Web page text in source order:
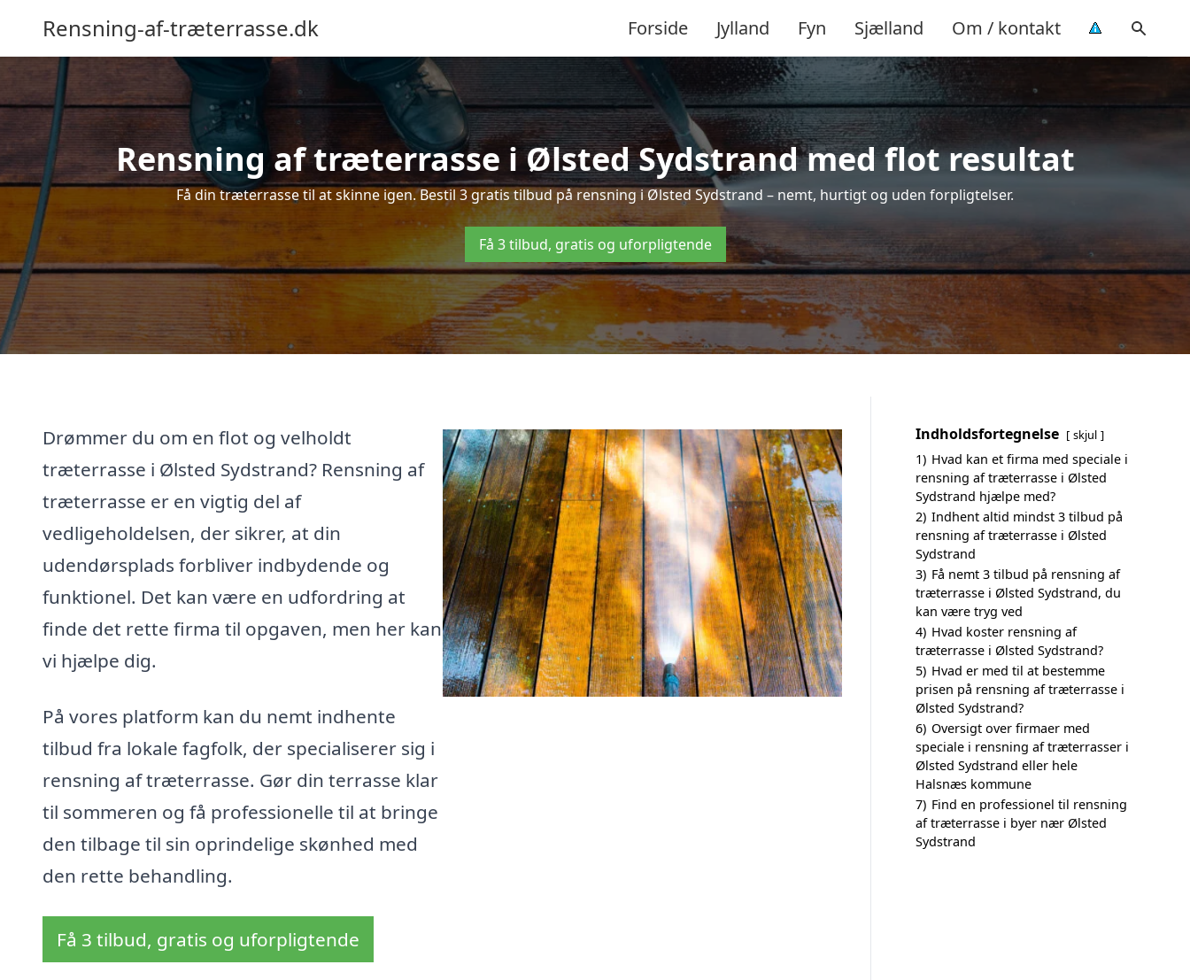
Rensning-af-træterrasse.dk Forside Jylland Fyn Sjælland Om / kontakt
Rensning af træterrasse i Ølsted Sydstrand med flot resultat
Få din træterrasse til at skinne igen. Bestil 3 gratis tilbud på rensning i Ølsted Sydstrand – nemt, hurtigt og uden forpligtelser.
Få 3 tilbud, gratis og uforpligtende
Drømmer du om en flot og velholdt
træterrasse i Ølsted Sydstrand? Rensning af
træterrasse er en vigtig del af
vedligeholdelsen, der sikrer, at din
udendørsplads forbliver indbydende og
funktionel. Det kan være en udfordring at
finde det rette firma til opgaven, men her kan
vi hjælpe dig.
På vores platform kan du nemt indhente
tilbud fra lokale fagfolk, der specialiserer sig i
rensning af træterrasse. Gør din terrasse klar
til sommeren og få professionelle til at bringe
den tilbage til sin oprindelige skønhed med
den rette behandling.
Få 3 tilbud, gratis og uforpligtende
Indholdsfortegnelse skjul
1) Hvad kan et firma med speciale i
rensning af træterrasse i Ølsted
Sydstrand hjælpe med?
2) Indhent altid mindst 3 tilbud på
rensning af træterrasse i Ølsted
Sydstrand
3) Få nemt 3 tilbud på rensning af
træterrasse i Ølsted Sydstrand, du
kan være tryg ved
4) Hvad koster rensning af
træterrasse i Ølsted Sydstrand?
5) Hvad er med til at bestemme
prisen på rensning af træterrasse i
Ølsted Sydstrand?
6) Oversigt over firmaer med
speciale i rensning af træterrasser i
Ølsted Sydstrand eller hele
Halsnæs kommune
7) Find en professionel til rensning
af træterrasse i byer nær Ølsted
Sydstrand